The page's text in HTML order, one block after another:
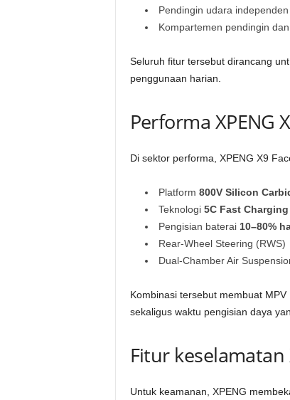
Pendingin udara
Kompartemen pendingin
Seluruh fitur tersebut dirancang
penggunaan harian.
Performa XPENG
Di sektor performa, XPENG X9
Platform 800V Silicon
Teknologi 5C Fast Charging
Pengisian baterai 10–80%
Rear-Wheel Steering (RWS)
Dual-Chamber Air
Kombinasi tersebut membuat
sekaligus waktu pengisian daya
Fitur keselamatan
Untuk keamanan, XPENG